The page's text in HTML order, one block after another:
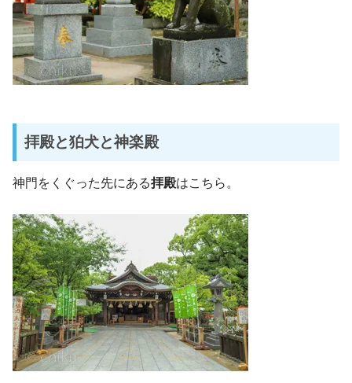
拝殿と狛犬と神楽殿
神門をくぐった先にある拝殿はこちら。